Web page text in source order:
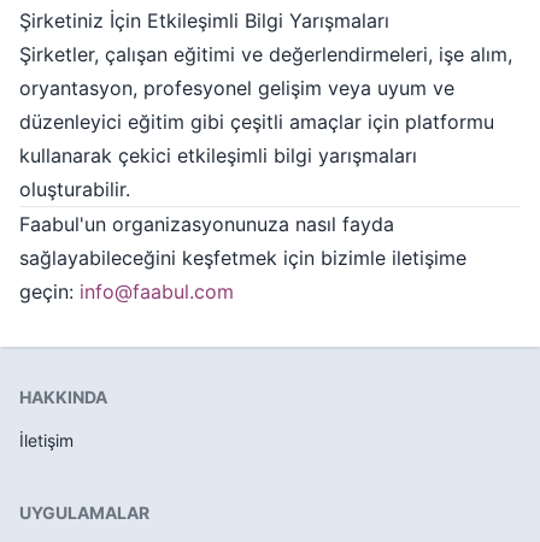
Şirketiniz İçin Etkileşimli Bilgi Yarışmaları
Şirketler, çalışan eğitimi ve değerlendirmeleri, işe alım,
oryantasyon, profesyonel gelişim veya uyum ve
düzenleyici eğitim gibi çeşitli amaçlar için platformu
kullanarak çekici etkileşimli bilgi yarışmaları
oluşturabilir.
Faabul'un organizasyonunuza nasıl fayda
sağlayabileceğini keşfetmek için bizimle iletişime
geçin: info@faabul.com
HAKKINDA
İletişim
UYGULAMALAR